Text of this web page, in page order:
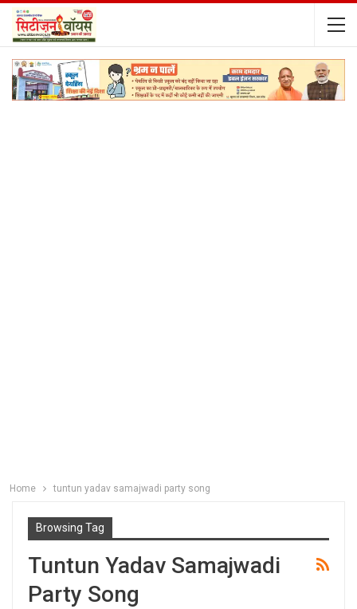
Home tuntun yadav samajwadi party song
Browsing Tag
Tuntun Yadav Samajwadi
Party Song